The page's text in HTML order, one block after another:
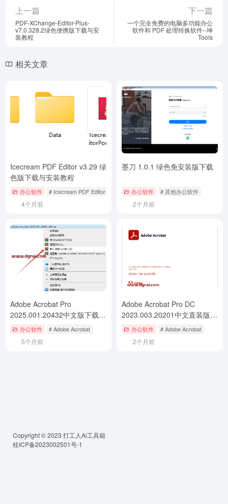
上一篇
PDF-XChange-Editor-Plus-
v7.0.328.2绿色便携版下载与安
装教程
下一篇
一个完全免费的电脑多功能办公
软件和 PDF 处理转换软件--坤
Tools
相关文章
Icecream PDF Editor v3.29 绿
色版下载与安装教程
办公软件 # Icecream PDF Editor
4个月前
墨刀 1.0.1 绿色免安装版下载
办公软件 # 其他办公软件
2个月前
Adobe Acrobat Pro
2025.001.20432中文版下载与
安装教程
办公软件 # Adobe Acrobat
5个月前
Adobe Acrobat Pro DC
2023.003.20201中文直装版下
载【附安装教程】
办公软件 # Adobe Acrobat
2个月前
Copyright © 2023 打工人Ai工具箱
桂ICP备2023002501号-1